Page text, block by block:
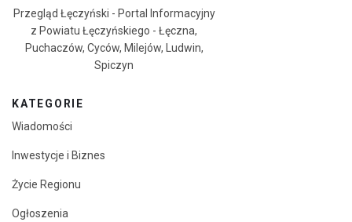
Przegląd Łęczyński - Portal Informacyjny
z Powiatu Łęczyńskiego - Łęczna,
Puchaczów, Cyców, Milejów, Ludwin,
Spiczyn
KATEGORIE
Wiadomości
Inwestycje i Biznes
Życie Regionu
Ogłoszenia